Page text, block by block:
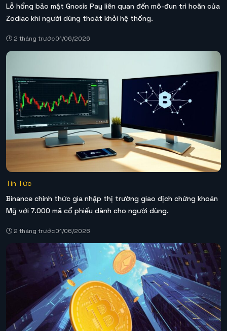
Lỗ hổng bảo mật Gnosis Pay liên quan đến mô-đun trì hoãn của
Zodiac khi người dùng thoát khỏi hệ thống.
2 tháng trước01/06/2026
Tin Tức
Binance chính thức gia nhập thị trường giao dịch chứng khoán
Mỹ với 7.000 mã cổ phiếu dành cho người dùng.
2 tháng trước01/06/2026